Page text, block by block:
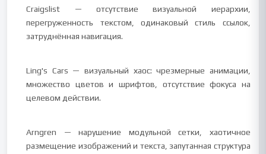
Craigslist — отсутствие визуальной иерархии,
перегруженность текстом, одинаковый стиль ссылок,
затруднённая навигация.
Ling's Cars — визуальный хаос: чрезмерные анимации,
множество цветов и шрифтов, отсутствие фокуса на
целевом действии.
Arngren — нарушение модульной сетки, хаотичное
размещение изображений и текста, запутанная структура